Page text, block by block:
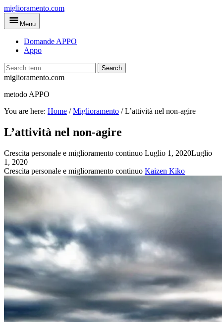
Skip
to
main
miglioramento.com
Menu
Domande APPO
Appo
Search
miglioramento.com
metodo APPO
You are here: Home /Miglioramento /L’attività nel non-agire
L’attività nel non-agire
Crescita personale e miglioramento continuo Luglio 1, 2020Luglio
1, 2020
Crescita personale e miglioramento continuo Kaizen Kiko